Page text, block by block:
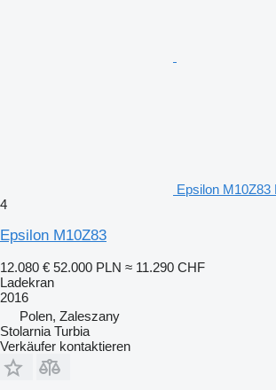
Epsilon M10Z83
4
Epsilon M10Z83
12.080 € 52.000 PLN ≈ 11.290 CHF
Ladekran
2016
Polen, Zaleszany
Stolarnia Turbia
Verkäufer kontaktieren